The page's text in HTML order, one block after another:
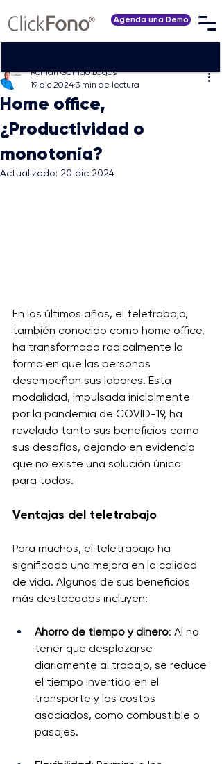
Agenda una Demo
Home office,
¿Productividad o
monotonía?
Román Garrido Lagos
19 dic 2024 3 min de lectura
Actualizado: 20 dic 2024
En los últimos años, el teletrabajo,
también conocido como home office,
ha transformado radicalmente la
forma en que las personas
desempeñan sus labores. Esta
modalidad, impulsada inicialmente
por la pandemia de COVID-19, ha
revelado tanto sus beneficios como
sus desafíos, dejando en evidencia
que no existe una solución única
para todos.
Ventajas del teletrabajo
Para muchos, el teletrabajo ha
significado una mejora en la calidad
de vida. Algunos de sus beneficios
más destacados incluyen:
Ahorro de tiempo y dinero: Al no
tener que desplazarse
diariamente al trabajo, se reduce
el tiempo invertido en el
transporte y los costos
asociados, como combustible o
pasajes.